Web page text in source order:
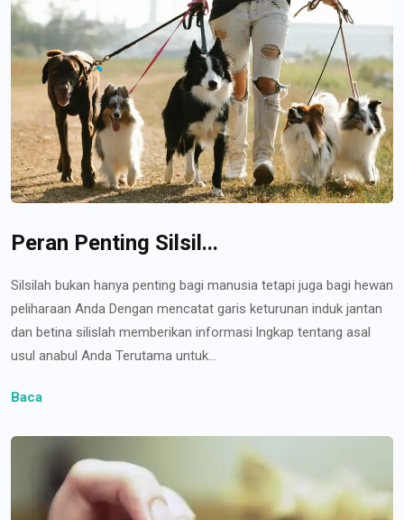
Peran Penting Silsil...
Silsilah bukan hanya penting bagi manusia tetapi juga bagi hewan
peliharaan Anda Dengan mencatat garis keturunan induk jantan
dan betina silislah memberikan informasi lngkap tentang asal
usul anabul Anda Terutama untuk...
Baca